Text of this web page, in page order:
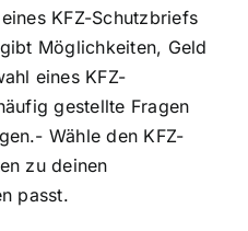
KFZ-Schutzbriefs
Möglichkeiten, Geld
eines KFZ-
gestellte Fragen
Wähle den KFZ-
zu deinen
passt.